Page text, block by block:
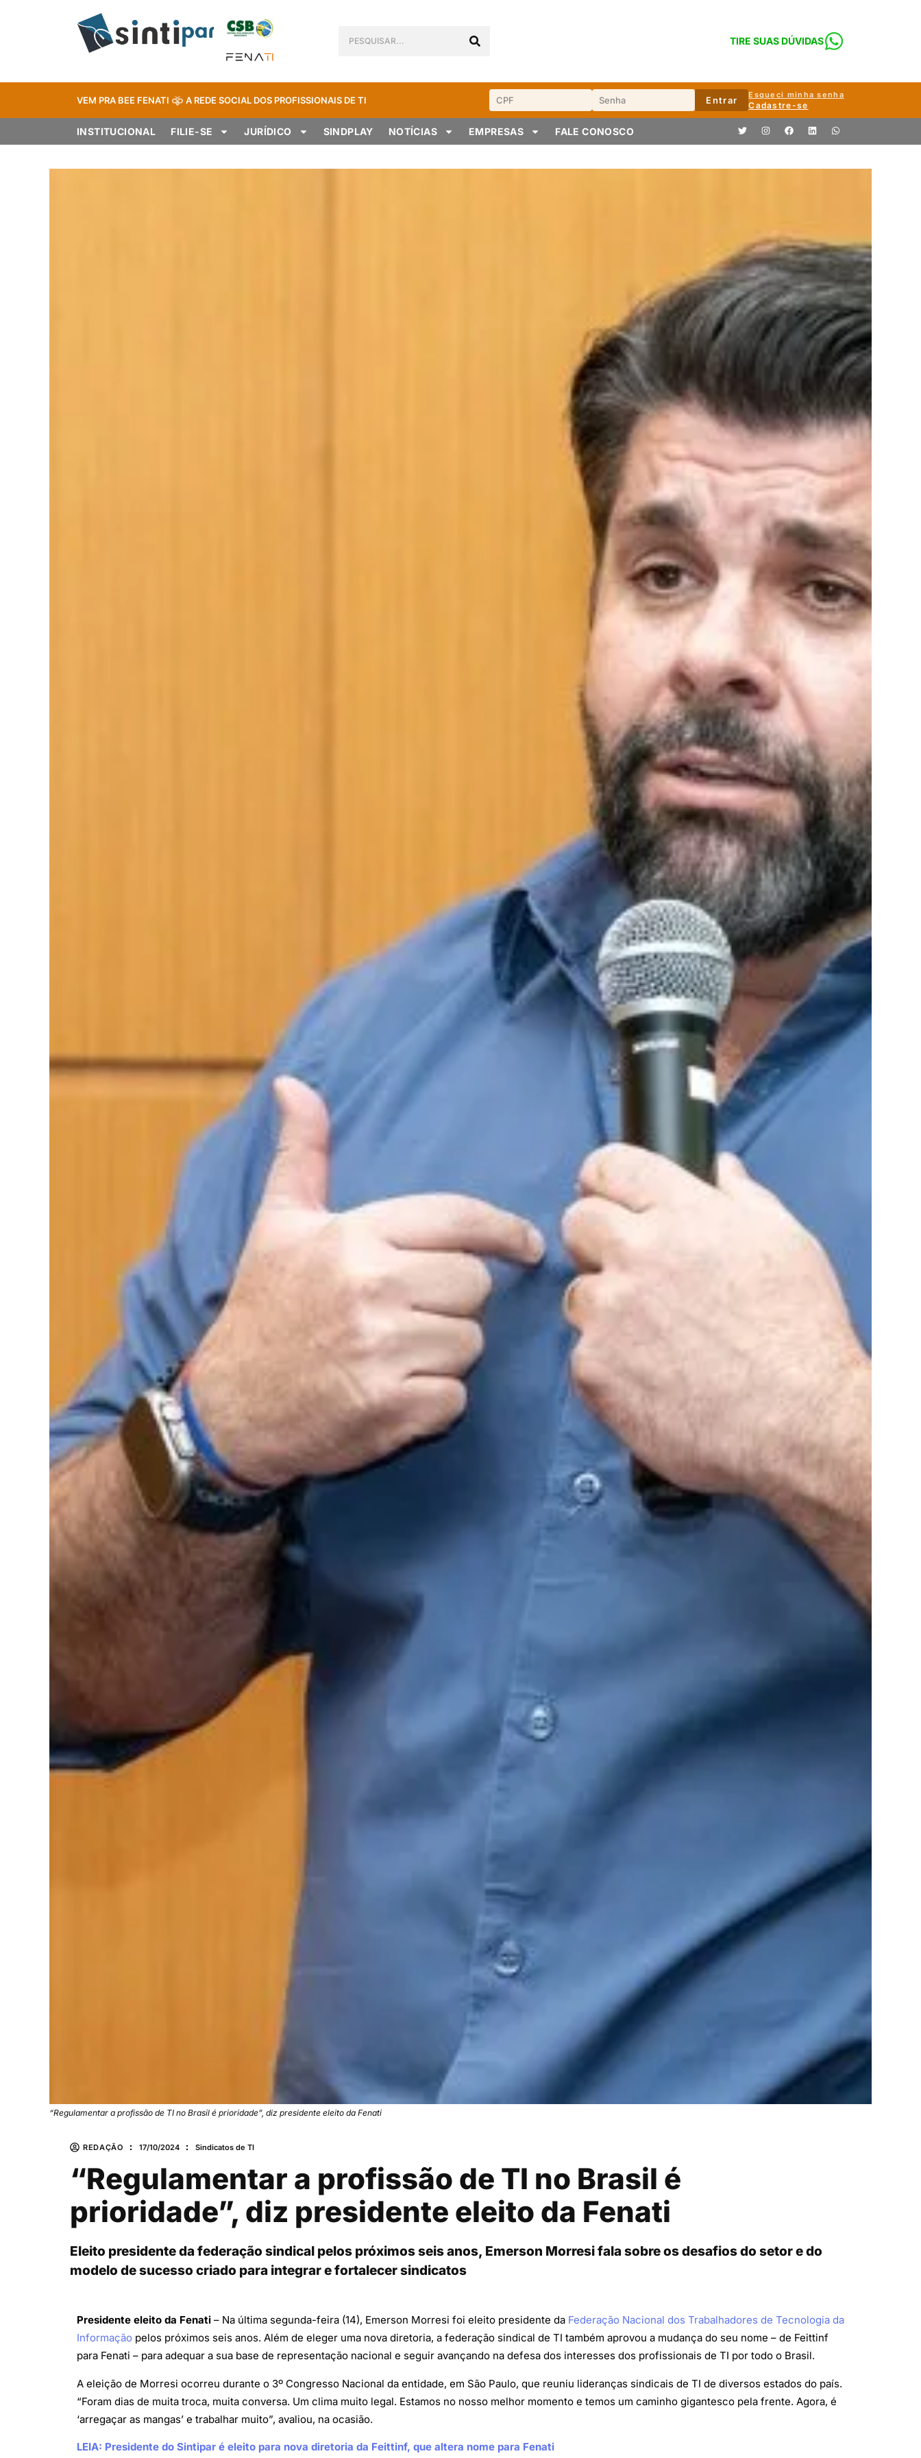
TIRE SUAS DÚVIDAS
VEM PRA BEE FENATI A REDE SOCIAL DOS PROFISSIONAIS DE TI Entrar Esqueci minha senha
Cadastre-se
INSTITUCIONAL FILIE-SE JURÍDICO SINDPLAY NOTÍCIAS EMPRESAS FALE CONOSCO
“Regulamentar a profissão de TI no Brasil é prioridade”, diz presidente eleito da Fenati
REDAÇÃO 17/10/2024 Sindicatos de TI
“Regulamentar a profissão de TI no Brasil é
prioridade”, diz presidente eleito da Fenati
Eleito presidente da federação sindical pelos próximos seis anos, Emerson Morresi fala sobre os desafios do setor e do
modelo de sucesso criado para integrar e fortalecer sindicatos
Presidente eleito da Fenati – Na última segunda-feira (14), Emerson Morresi foi eleito presidente da Federação Nacional dos Trabalhadores de Tecnologia da
Informação pelos próximos seis anos. Além de eleger uma nova diretoria, a federação sindical de TI também aprovou a mudança do seu nome – de Feittinf
para Fenati – para adequar a sua base de representação nacional e seguir avançando na defesa dos interesses dos profissionais de TI por todo o Brasil.
A eleição de Morresi ocorreu durante o 3º Congresso Nacional da entidade, em São Paulo, que reuniu lideranças sindicais de TI de diversos estados do país.
“Foram dias de muita troca, muita conversa. Um clima muito legal. Estamos no nosso melhor momento e temos um caminho gigantesco pela frente. Agora, é
‘arregaçar as mangas’ e trabalhar muito”, avaliou, na ocasião.
LEIA: Presidente do Sintipar é eleito para nova diretoria da Feittinf, que altera nome para Fenati